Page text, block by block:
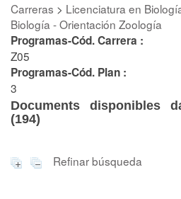
Carreras > Licenciatura en
Biología - Orientación Zoología
Programas-Cód. Carrera :
Z05
Programas-Cód. Plan :
3
Documents disponibles
(194)
Refinar búsqueda